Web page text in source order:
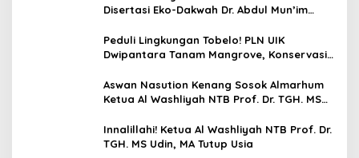
Disertasi Eko-Dakwah Dr. Abdul Mun’im
Peduli Lingkungan Tobelo! PLN UIK
Dwipantara Tanam Mangrove, Konservasi
Aswan Nasution Kenang Sosok Almarhum
Ketua Al Washliyah NTB Prof. Dr. TGH. MS
Innalillahi! Ketua Al Washliyah NTB Prof. Dr.
TGH. MS Udin, MA Tutup Usia